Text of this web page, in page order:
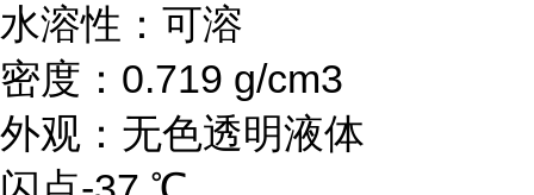
水溶性：可溶
密度：0.719 g/cm3
外观：无色透明液体